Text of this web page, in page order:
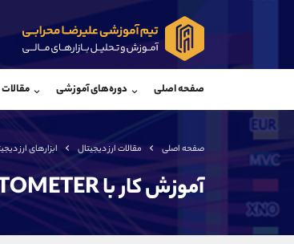
صفحه اصلی دوره‌های آموزشی مقالات
صفحه اصلی مقالات ارز دیجیتال ابزارهای ارز
آموزش کار با CRYPTOMETER
شروع گفتگو
@Armteam_admin_104
104
اطلاعات تماس (دفتر فروش)